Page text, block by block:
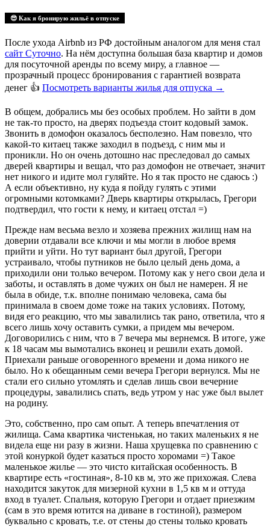
😎 Как я бронирую жильё в отпуске
После ухода Airbnb из РФ достойным аналогом для меня стал
сайт Суточно. На нём доступна большая база квартир и домов
для посуточной аренды по всему миру, а главное —
прозрачный процесс бронирования с гарантией возврата
денег 👍 Посмотреть варианты жилья для отпуска →
В общем, добрались мы без особых проблем. Но зайти в дом
не так-то просто, на дверях подъезда стоит кодовый замок.
Звонить в домофон оказалось бесполезно. Нам повезло, что
какой-то китаец также заходил в подъезд, с ним мы и
проникли. Но он очень дотошно нас преследовал до самых
дверей квартиры и вещал, что раз домофон не отвечает, значит
нет никого и идите мол гуляйте. Но я так просто не сдаюсь :)
А если объективно, ну куда я пойду гулять с этими
огромными котомками? Дверь квартиры открылась, Грегори
подтвердил, что гости к нему, и китаец отстал =)
Прежде нам весьма везло и хозяева прежних жилищ нам на
доверии отдавали все ключи и мы могли в любое время
прийти и уйти. Но тут вариант был другой, Грегори
устраивало, чтобы путников не было целый день дома, а
приходили они только вечером. Потому как у него свои дела и
заботы, и оставлять в доме чужих он был не намерен. Я не
была в обиде, т.к. вполне понимаю человека, сама бы
принимала в своем доме тоже на таких условиях. Потому,
видя его реакцию, что мы завалились так рано, ответила, что я
всего лишь хочу оставить сумки, а придем мы вечером.
Договорились с ним, что в 7 вечера мы вернемся. В итоге, уже
к 18 часам мы вымотались вконец и решили ехать домой.
Приехали раньше оговоренного времени и дома никого не
было. Но к обещанным семи вечера Грегори вернулся. Мы не
стали его сильно утомлять и сделав лишь свои вечерние
процедуры, завалились спать, ведь утром у нас уже был вылет
на родину.
Это, собственно, про сам опыт. А теперь впечатления от
жилища. Сама квартика чистенькая, но таких маленьких я не
видела еще ни разу в жизни. Наша хрущевка по сравнению с
этой конуркой будет казаться просто хоромами =) Такое
маленькое жилье — это чисто китайская особенность. В
квартире есть «гостиная», 8-10 кв м, это же прихожая. Слева
находится закуток для мизерной кухни в 1,5 кв м и оттуда
вход в туалет. Спальня, которую Грегори и отдает приезжим
(сам в это время ютится на диване в гостиной), размером
буквально с кровать, т.е. от стены до стены только кровать